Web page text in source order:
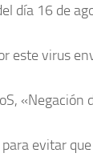
día 16 de
este virus
evitar